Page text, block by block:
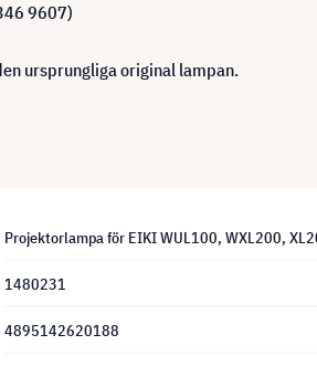
9607)
ursprungliga original lampan.
Projektorlampa för EIKI WUL100, WXL200,
1480231
4895142620188